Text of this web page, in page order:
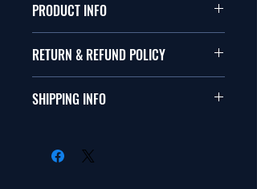
PRODUCT INFO
TEAM-TETSUJINの２ピースリムは
世界特許取得製品です。
３段階（3mm間隔）でオフセットの
変更ができます。
一度ロックしたディスクは外さないで
RETURN & REFUND POLICY
ません。商品到着後、万一商品に問題
致しかねます。
SHIPPING INFO
りますので在庫が無くなる場合もあり